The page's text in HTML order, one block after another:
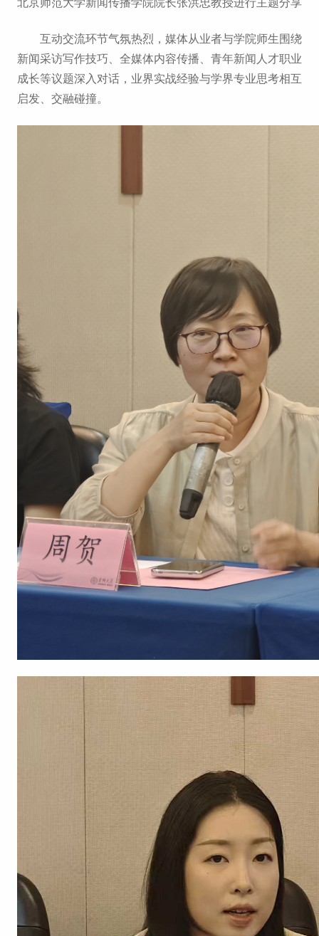
北京师范大学新闻传播学院院长张洪忠教授进行主题分享
互动交流环节气氛热烈，媒体从业者与学院师生围绕
新闻采访写作技巧、全媒体内容传播、青年新闻人才职业
成长等议题深入对话，业界实战经验与学界专业思考相互
启发、交融碰撞。